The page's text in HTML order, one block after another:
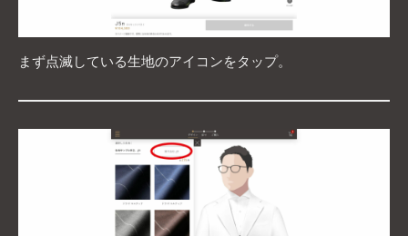
まず点滅している生地のアイコンをタップ。